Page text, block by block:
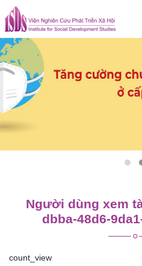
Skip
to
content
Người dùng xem
dbba-48d6-
count_view